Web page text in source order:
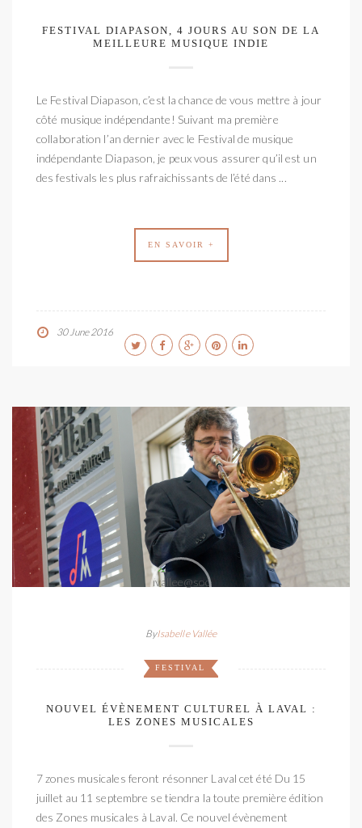
FESTIVAL DIAPASON, 4 JOURS AU SON DE LA
MEILLEURE MUSIQUE INDIE
Le Festival Diapason, c’est la chance de vous mettre à jour
côté musique indépendante! Suivant ma première
collaboration l’an dernier avec le Festival de musique
indépendante Diapason, je peux vous assurer qu’il est un
des festivals les plus rafraichissants de l’été dans ...
EN SAVOIR +
30 June 2016
ByIsabelle Vallée
FESTIVAL
NOUVEL ÉVÈNEMENT CULTUREL À LAVAL :
LES ZONES MUSICALES
7 zones musicales feront résonner Laval cet été Du 15
juillet au 11 septembre se tiendra la toute première édition
des Zones musicales à Laval. Ce nouvel évènement